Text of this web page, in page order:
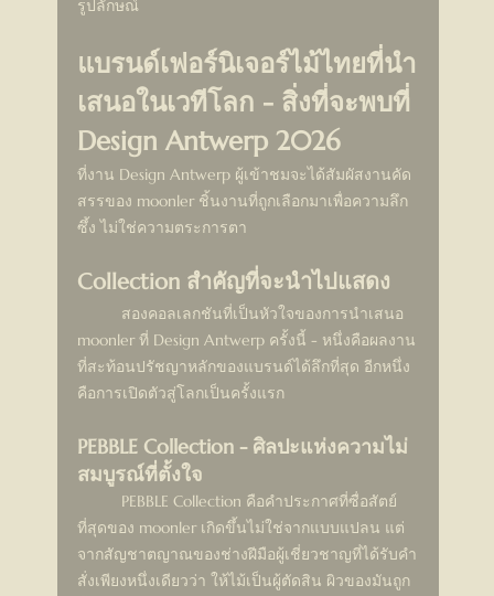
รูปลักษณ์
แบรนด์เฟอร์นิเจอร์ไม้ไทยที่นำ
เสนอในเวทีโลก - สิ่งที่จะพบที่
Design Antwerp 2026
ที่งาน Design Antwerp ผู้เข้าชมจะได้สัมผัสงานคัด
สรรของ moonler ชิ้นงานที่ถูกเลือกมาเพื่อความลึก
ซึ้ง ไม่ใช่ความตระการตา
Collection สำคัญที่จะนำไปแสดง
moonler ที่ Design Antwerp ครั้งนี้ - หนึ่งคือผลงาน
ที่สะท้อนปรัชญาหลักของแบรนด์ได้ลึกที่สุด อีกหนึ่ง
คือการเปิดตัวสู่โลกเป็นครั้งแรก
PEBBLE Collection - ศิลปะแห่งความไม่
สมบูรณ์ที่ตั้งใจ
ที่สุดของ moonler เกิดขึ้นไม่ใช่จากแบบแปลน แต่
จากสัญชาตญาณของช่างฝีมือผู้เชี่ยวชาญที่ได้รับคำ
สั่งเพียงหนึ่งเดียวว่า ให้ไม้เป็นผู้ตัดสิน ผิวของมันถูก